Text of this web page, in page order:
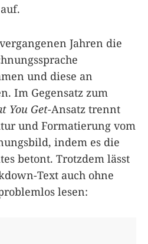
Jahren die
und diese an
Im Gegensatz zum
You Get-Ansatz trennt
und Formatierung vom
indem es die
betont. Trotzdem lässt
Text auch ohne
lesen: